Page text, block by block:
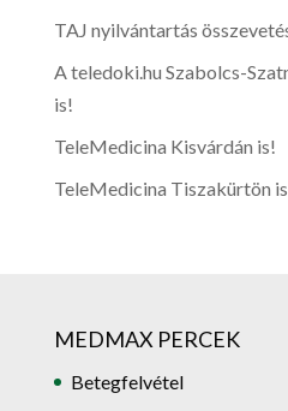
TAJ nyilvántartás
A teledoki.hu Szabolcs-
is!
TeleMedicina Kisvárdán is!
TeleMedicina Tiszakürtön
MEDMAX PERCEK
Betegfelvétel